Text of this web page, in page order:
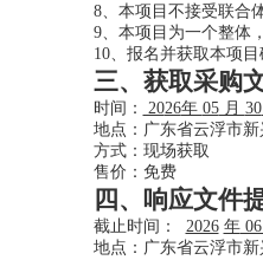
8、本项目不接受联合
9、本项目为一个整体
10、报名并获取本项目
三、获取采购
时间： 2026年 05月 30
地点：广东省云浮市
方式：现场获取
售价：免费
四、响应文件
截止时间： 2026 年06
地点：广东省云浮市